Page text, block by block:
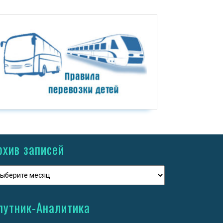
записей
Аналитика